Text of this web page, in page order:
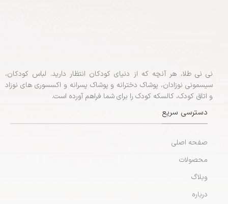
نی نی طلا، هر آنچه که از دنیای کودکان انتظار دارید. لباس کودکان،
سیسمونی نوزادان، پوشاک دخترانه و پوشاک پسرانه و اکسسوری های نوزاد
و اتاق کودک، کالسکه کودک را برای شما فراهم آورده است.
دسترسی سریع
صفحه اصلی
محصولات
وبلاگ
درباره